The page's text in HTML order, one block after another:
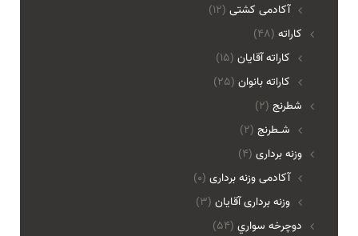
آکادمی کشتی (12)
(48) کاراته
کاراته آقایان (15)
کاراته بانوان (25)
(2) شطرنج
شـطرنج (2)
(4) وزنه برداری
آکادمی وزنه برداری (0)
وزنه برداری آقایان (3)
(54) دوچرخه سواري